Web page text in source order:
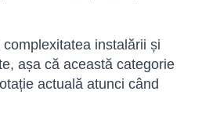
instalării și
așa că această categorie
actuală atunci când